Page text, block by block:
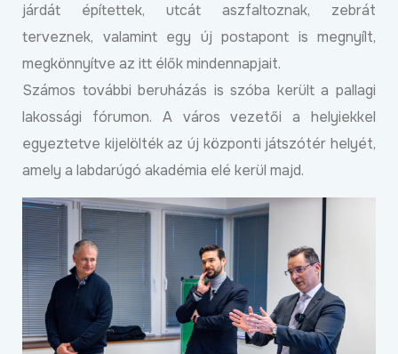
járdát építettek, utcát aszfaltoznak, zebrát
terveznek, valamint egy új postapont is megnyílt,
megkönnyítve az itt élők mindennapjait.
Számos további beruházás is szóba került a pallagi
lakossági fórumon. A város vezetői a helyiekkel
egyeztetve kijelölték az új központi játszótér helyét,
amely a labdarúgó akadémia elé kerül majd.